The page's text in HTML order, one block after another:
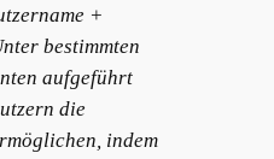
+
bestimmten
aufgeführt
die
indem